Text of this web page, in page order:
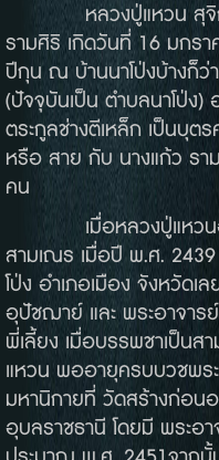
หลวงปู่แหวน
รามศิริ เกิดวันที่ 16 มกร
ปีกุน ณ บ้านนาโป่งบ้างก็
(ปัจจุบันเป็น ตำบลนาโป่ง)
ตระกูลช่างตีเหล็ก เป็นบุต
หรือ สาย กับ นางแก้ว ร
คน
เมื่อหลวงปู่แหว
สามเณร เมื่อปี พ.ศ.
โป่ง อำเภอเมือง จังหวัดเ
อุปัชฌาย์ และ พระอาจาร
พี่เลี้ยง เมื่อบรรพชาเป็นส
แหวน พออายุครบบวชพร
มหานิกายที่ วัดสร้างก่อน
อุบลราชธานี โดยมี พระอ